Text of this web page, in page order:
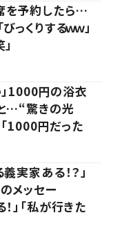
予約したら…
くりするｗｗ」
」1000円の浴衣
…“驚きの光
1000円だった
実家ある！？」
メッセー
」「私が行きた